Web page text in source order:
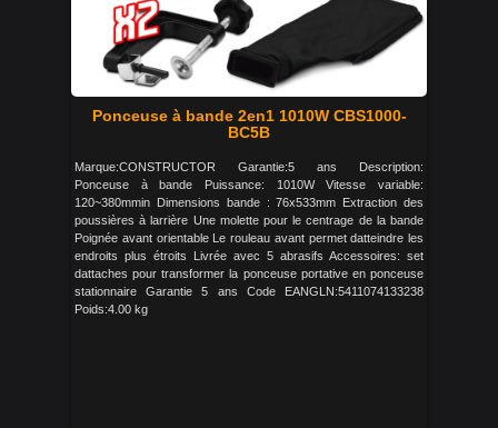
Ponceuse à bande 2en1 1010W CBS1000-
BC5B
Marque:CONSTRUCTOR Garantie:5 ans Description:
Ponceuse à bande Puissance: 1010W Vitesse variable:
120~380mmin Dimensions bande : 76x533mm Extraction des
poussières à larrière Une molette pour le centrage de la bande
Poignée avant orientable Le rouleau avant permet datteindre les
endroits plus étroits Livrée avec 5 abrasifs Accessoires: set
dattaches pour transformer la ponceuse portative en ponceuse
stationnaire Garantie 5 ans Code EANGLN:5411074133238
Poids:4.00 kg